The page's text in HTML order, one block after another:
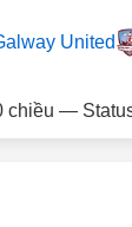
United
chiều —